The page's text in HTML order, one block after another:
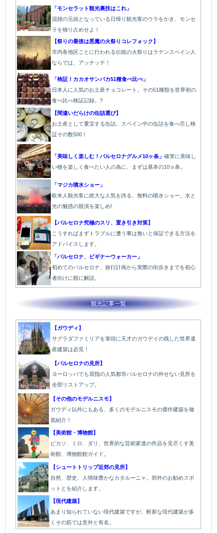
「モンセラット観光裏技はこれ」
混雑の元凶となっている日帰り観光客のウラをかき、モンセ
ラを独り占めせよ！
【祭りの最後は悪魔の火祭りコレフォック】
市内各地区ごとに行われる伝統の火祭りはラテンスペイン人
ならでは、アッチッチ！
「検証！カカオサンパカ51種食べ比べ」
日本人に人気のお土産チョコレート。その51種類を世界初の
食べ比べ検証記録。?
【間違いだらけの缶詰選び】
お土産として重宝する缶詰。スペイン中の缶詰を食べ尽し検
証その数500！
「美味しく楽しむ！バルセロナグルメ10ヶ条」確実に美味し
い物を楽しく食べたい人の為に、まずは基本の10ヵ条。
「マジカ噴水ショー」
欧米人観光客に絶大な人気を誇る、無料の噴水ショー。水と
光の魅惑の競演を楽しめ!
【バルセロナ究極のスリ、置き引き対策】
こうすればまずトラブルに遭う事は無いと保証できる方法を
アドバイスします。
「バルセロナ、ビギナーウォーカー」
初めてのバルセロナ、旅行計画から実際の街歩きまでを初心
者向けに順に解説。
観光記事一覧
【ガウディ】
サグラダファミリアを筆頭に天才のガウデイの残した世界遺
産建築は必見！
【バルセロナの見所】
ヨーロッパでも屈指の人気都市バルセロナの外せない見所を
全部リストアップ。
【その他のモデルニスモ】
ガウディ以外にもある、多くのモデルニスモの傑作建築を徹
底紹介！
【美術館・博物館】
ピカソ、ミロ、ダリ、世界的な芸術家達の作品を見尽くす美
術館、博物館館ガイド。
【シュートトリップ近郊の見所】
自然、歴史、人情味豊かなカタルーニャ。郊外のお勧めスポ
ットとを紹介します。
【現代建築】
あまり知られていない現代建築ですが、斬新な現代建築が多
くその筋では意外と有名。